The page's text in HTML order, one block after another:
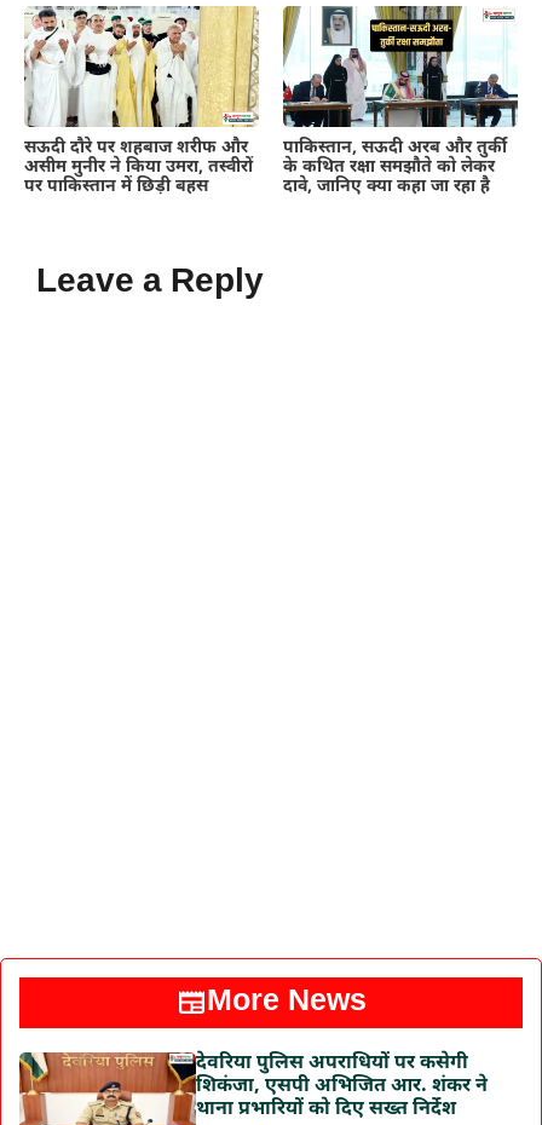
सऊदी दौरे पर शहबाज शरीफ और
असीम मुनीर ने किया उमरा, तस्वीरों
पर पाकिस्तान में छिड़ी बहस
पाकिस्तान, सऊदी अरब और तुर्की
के कथित रक्षा समझौते को लेकर
दावे, जानिए क्या कहा जा रहा है
Leave a Reply
More News
देवरिया पुलिस अपराधियों पर कसेगी
शिकंजा, एसपी अभिजित आर. शंकर ने
थाना प्रभारियों को दिए सख्त निर्देश